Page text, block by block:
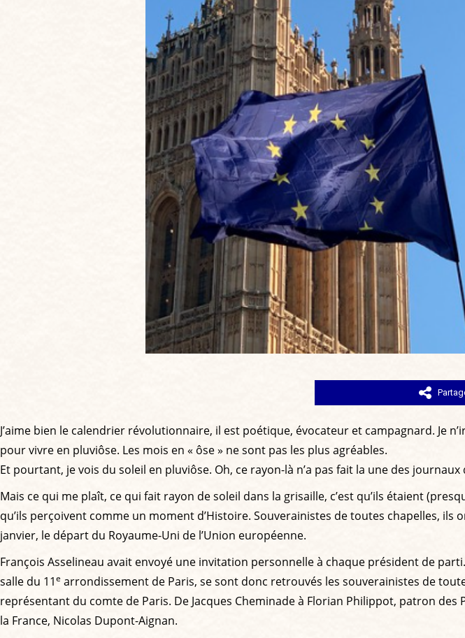
J’aime bien le calendrier révolutionnaire, il est poétique, évocateur et campagnard. Je
pour vivre en pluviôse. Les mois en « ôse » ne sont pas les plus agréables.
Et pourtant, je vois du soleil en pluviôse. Oh, ce rayon-là n’a pas fait la une des journaux
Mais ce qui me plaît, ce qui fait rayon de soleil dans la grisaille, c’est qu’ils étaient
qu’ils perçoivent comme un moment d’Histoire. Souverainistes de toutes chapelles,
janvier, le départ du Royaume-Uni de l’Union européenne.
François Asselineau avait envoyé une invitation personnelle à chaque président de
salle du 11e arrondissement de Paris, se sont donc retrouvés les souverainistes de
représentant du comte de Paris. De Jacques Cheminade à Florian Philippot, patron
la France, Nicolas Dupont-Aignan.